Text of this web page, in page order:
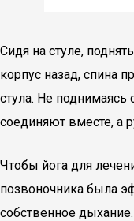
Сидя на стуле,
корпус назад, спина
стула. Не поднимаясь
соединяют вместе, а
Чтобы йога для
позвоночника была
собственное